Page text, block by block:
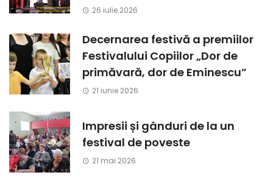
26 iulie 2026
Decernarea festivă a premiilor
Festivalului Copiilor „Dor de
primăvară, dor de Eminescu”
21 iunie 2026
Impresii și gânduri de la un
festival de poveste
21 mai 2026